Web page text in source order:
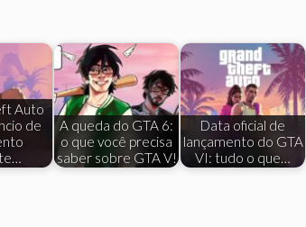
Auto
de
A queda do GTA 6:
o que você precisa
saber sobre GTA V!
Data oficial de
lançamento do GTA
VI: tudo o que…